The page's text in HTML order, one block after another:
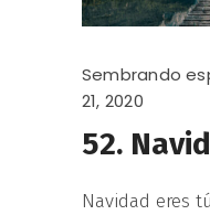
Sembrando
21, 2020
52.
Navidad eres